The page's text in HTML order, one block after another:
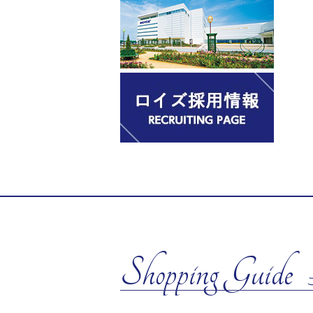
Shopping Guide